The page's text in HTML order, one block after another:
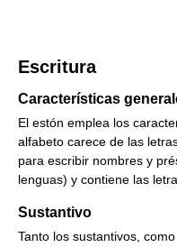
Escritura
Características
El estón emplea los
alfabeto carece de las
para escribir nombres y
lenguas) y contiene las
Sustantivo
Tanto los sustantivos,